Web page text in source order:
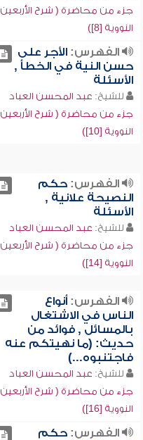
جزء من محاضرة ( شرح الأربعين
النووية [8])
الفهرس:الأجر على
حسن النية في الخطأ ,
الأسئلة
للشيخ: عبد المحسن العباد
جزء من محاضرة ( شرح الأربعين
النووية [10])
الفهرس:حكم
النصيحة علانية ,
الأسئلة
للشيخ: عبد المحسن العباد
جزء من محاضرة ( شرح الأربعين
النووية [14])
الفهرس:أنواع
الناس في الاشتغال
بالمسائل , فوائد من
حديث: (ما نهيتكم عنه
فاجتنبوه...)
للشيخ: عبد المحسن العباد
جزء من محاضرة ( شرح الأربعين
النووية [16])
الفهرس:حكم